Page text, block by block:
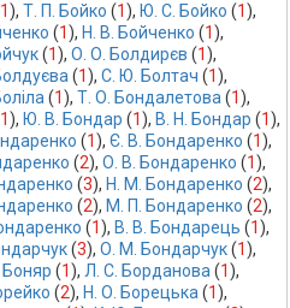
1), Т. П. Бойко (1), Ю. С. Бойко (1),
(1), Н. В. Бойченко (1),
(1), О. О. Болдирєв (1),
(1), С. Ю. Болтач (1),
(1), Т. О. Бондалетова (1),
1), Ю. В. Бондар (1), В. Н. Бондар (1),
(1), Є. В. Бондаренко (1),
(2), О. В. Бондаренко (1),
(3), Н. М. Бондаренко (2),
(2), М. П. Бондаренко (2),
(1), В. В. Бондарець (1),
(3), О. М. Бондарчук (1),
(1), Л. С. Борданова (1),
(2), Н. О. Борецька (1),